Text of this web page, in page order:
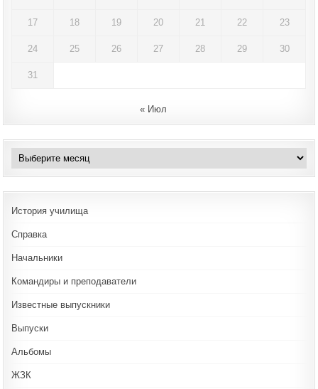
17 18 19 20 21 22 23
24 25 26 27 28 29 30
31
« Июл
Архивы
История училища
Справка
Начальники
Командиры и преподаватели
Известные выпускники
Выпуски
Альбомы
ЖЗК